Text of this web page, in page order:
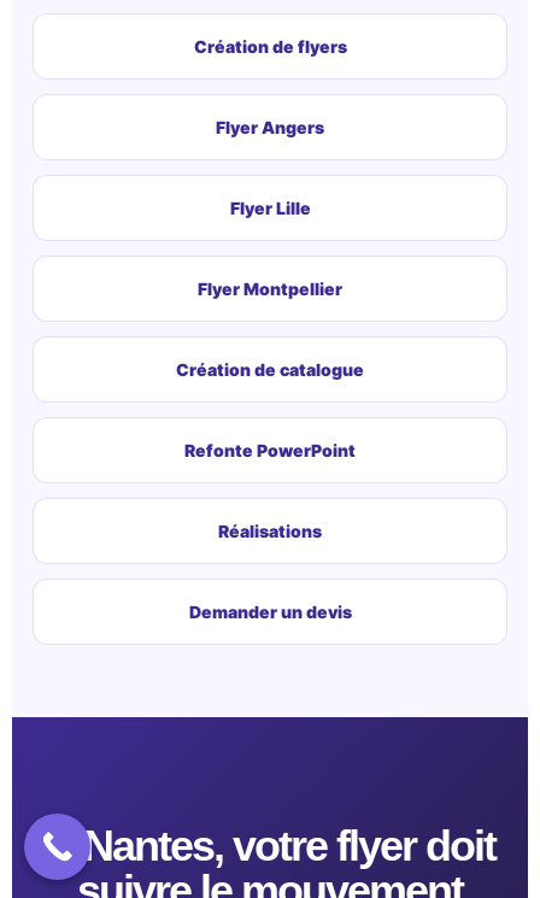
Création de flyers
Flyer Angers
Flyer Lille
Flyer Montpellier
Création de catalogue
Refonte PowerPoint
Réalisations
Demander un devis
À Nantes, votre flyer doit